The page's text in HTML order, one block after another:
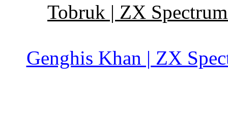
Tobruk | ZX
Genghis Khan | ZX